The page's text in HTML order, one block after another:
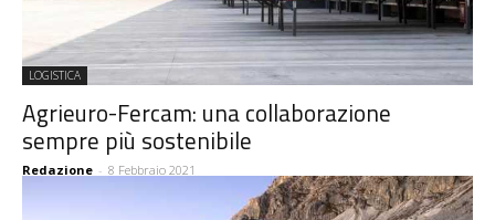
LOGISTICA
Agrieuro-Fercam: una collaborazione
sempre più sostenibile
Redazione - 8 Febbraio 2021